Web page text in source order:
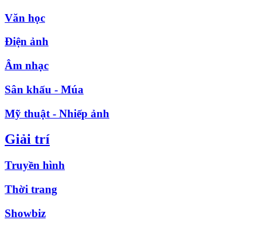
Văn học
Điện ảnh
Âm nhạc
Sân khấu - Múa
Mỹ thuật - Nhiếp ảnh
Giải trí
Truyền hình
Thời trang
Showbiz